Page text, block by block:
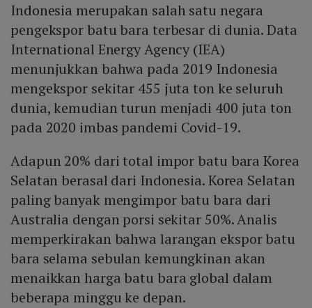
Indonesia merupakan salah satu negara
pengekspor batu bara terbesar di dunia. Data
International Energy Agency (IEA)
menunjukkan bahwa pada 2019 Indonesia
mengekspor sekitar 455 juta ton ke seluruh
dunia, kemudian turun menjadi 400 juta ton
pada 2020 imbas pandemi Covid-19.
Adapun 20% dari total impor batu bara Korea
Selatan berasal dari Indonesia. Korea Selatan
paling banyak mengimpor batu bara dari
Australia dengan porsi sekitar 50%. Analis
memperkirakan bahwa larangan ekspor batu
bara selama sebulan kemungkinan akan
menaikkan harga batu bara global dalam
beberapa minggu ke depan.